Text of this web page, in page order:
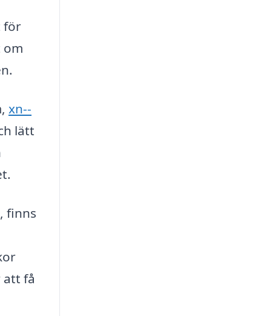
för
om
xn--
lätt
finns
att få